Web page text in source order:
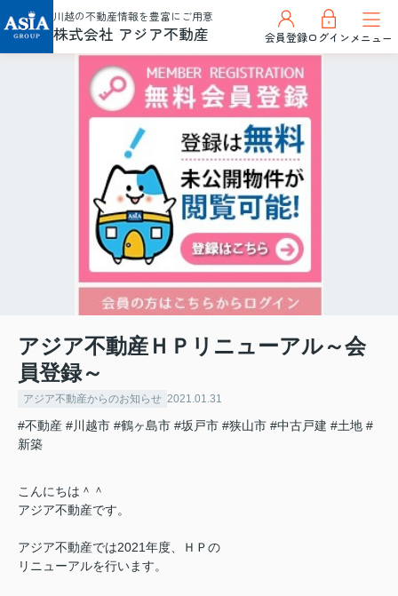
川越の不動産情報を豊富にご用意
株式会社 アジア不動産 会員登録ログインメニュー
アジア不動産ＨＰリニューアル～会
員登録～
アジア不動産からのお知らせ 2021.01.31
#不動産 #川越市 #鶴ヶ島市 #坂戸市 #狭山市 #中古戸建 #土地 #
新築
こんにちは＾＾
アジア不動産です。
アジア不動産では2021年度、ＨＰの
リニューアルを行います。